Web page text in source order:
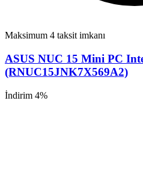
Maksimum 4 taksit imkanı
ASUS NUC 15 Mini PC
(RNUC15JNK7X569A2)
İndirim 4%